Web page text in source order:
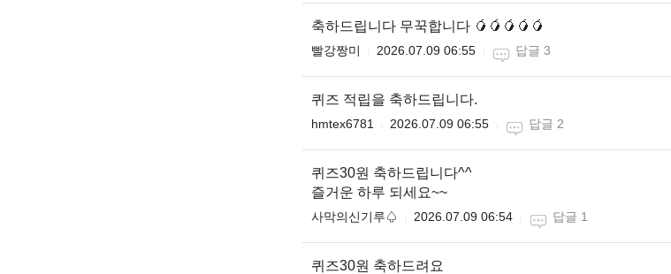
축하드립니다 무꾹합니다 🥭🥭🥭🥭🥭
빨강짱미 2026.07.09 06:55 답글 3
퀴즈 적립을 축하드립니다.
hmtex6781 2026.07.09 06:55 답글 2
퀴즈30원 축하드립니다^^
즐거운 하루 되세요~~
사막의신기루♤ 2026.07.09 06:54 답글 1
퀴즈30원 축하드려요